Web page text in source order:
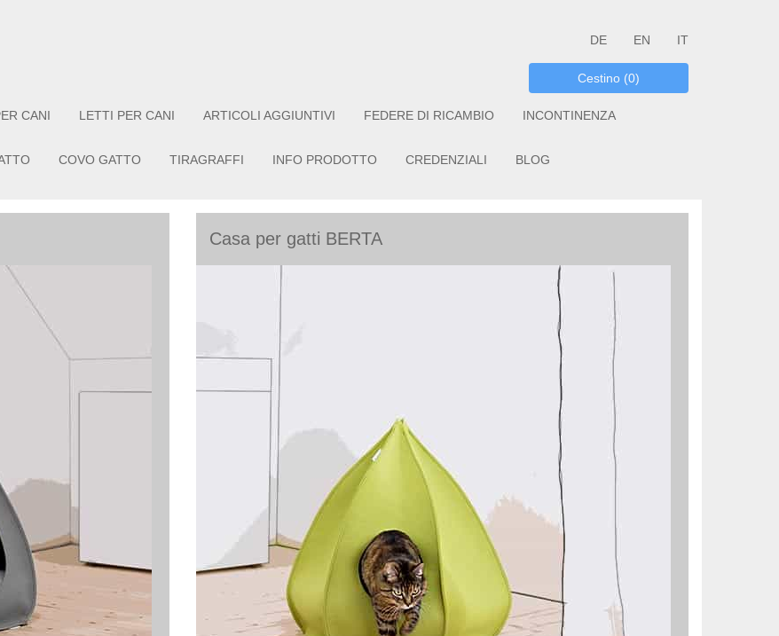
DE EN IT
Cestino (0)
CANI LETTI PER CANI ARTICOLI AGGIUNTIVI FEDERE DI RICAMBIO INCONTINENZA
COVO GATTO TIRAGRAFFI INFO PRODOTTO CREDENZIALI BLOG
Casa per gatti BERTA